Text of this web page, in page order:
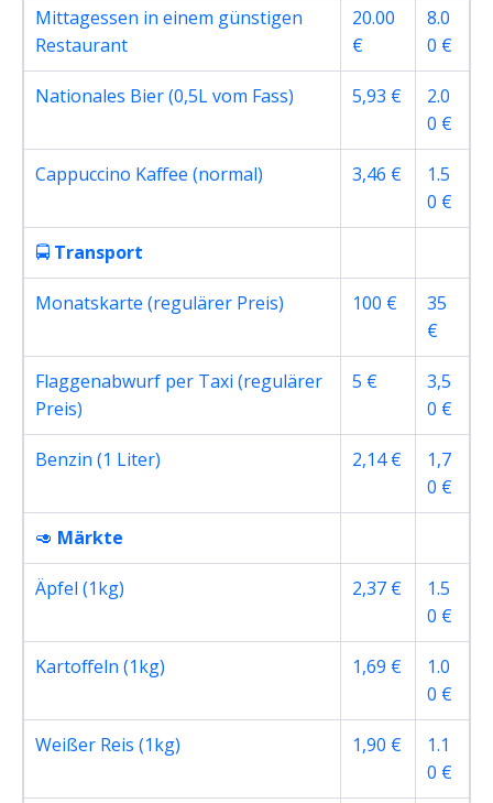
Mittagessen in einem günstigen
Restaurant
20.00
€
8.0
0 €
Nationales Bier (0,5L vom Fass) 5,93 €
2.0
0 €
Cappuccino Kaffee (normal) 3,46 €
1.5
0 €
🚍 Transport
Monatskarte (regulärer Preis) 100 €
35
€
Flaggenabwurf per Taxi (regulärer
Preis)
5 €
3,5
0 €
Benzin (1 Liter) 2,14 €
1,7
0 €
🥑 Märkte
Äpfel (1kg) 2,37 €
1.5
0 €
Kartoffeln (1kg) 1,69 €
1.0
0 €
Weißer Reis (1kg) 1,90 €
1.1
0 €